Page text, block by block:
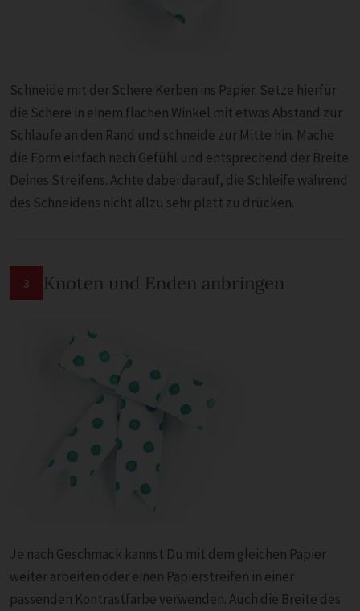
Schneide mit der Schere Kerben ins Papier. Setze hierfür
die Schere in einem flachen Winkel mit etwas Abstand zur
Schlaufe an den Rand und schneide zur Mitte hin. Mache
die Form einfach nach Gefühl und entsprechend der Breite
Deines Streifens. Achte dabei darauf, die Schleife während
des Schneidens nicht allzu sehr platt zu drücken.
3 Knoten und Enden anbringen
Je nach Geschmack kannst Du mit dem gleichen Papier
weiter arbeiten oder einen Papierstreifen in einer
passenden Kontrastfarbe verwenden. Auch die Breite des